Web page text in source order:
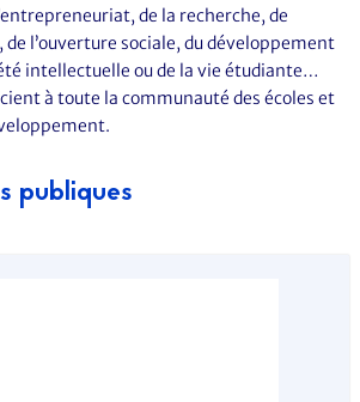
de la recherche, de
de l’ouverture sociale, du développement
intellectuelle ou de la vie étudiante…
à toute la communauté des écoles et
publiques